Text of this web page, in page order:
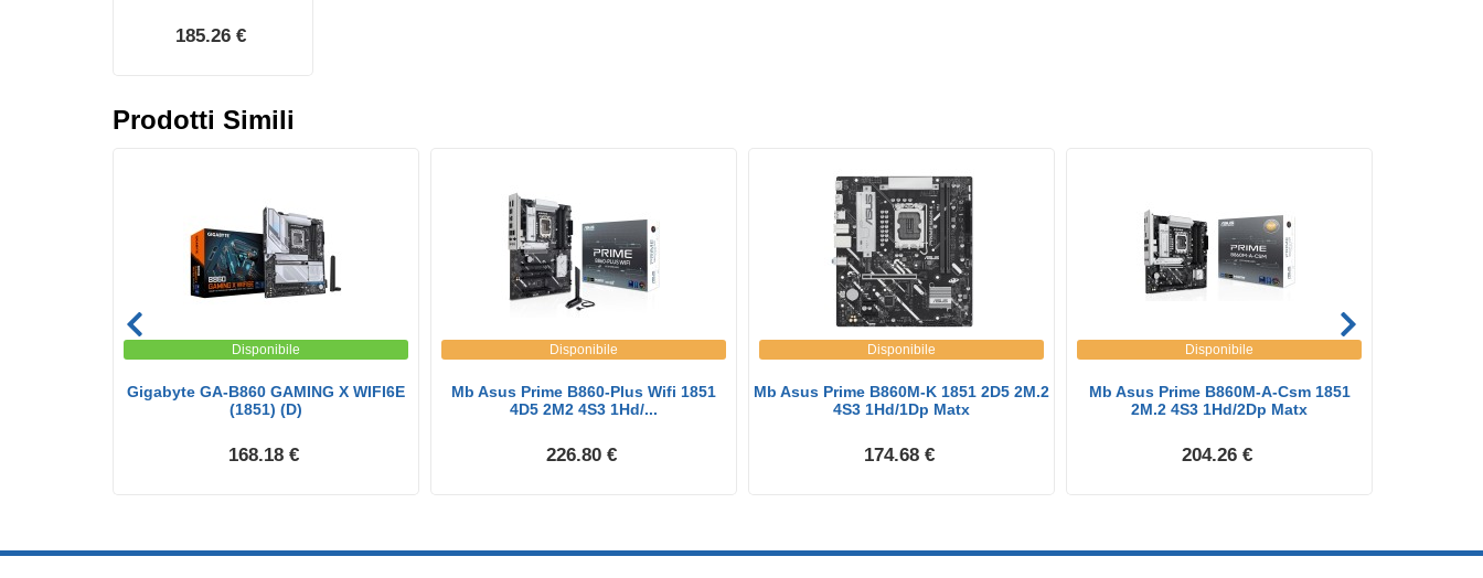
185.26 €
Prodotti Simili
Disponibile
Gigabyte GA-B860 GAMING X WIFI6E
(1851) (D)
168.18 €
Disponibile
Mb Asus Prime B860-Plus Wifi 1851
4D5 2M2 4S3 1Hd/...
226.80 €
Disponibile
Mb Asus Prime B860M-K 1851 2D5 2M.2
4S3 1Hd/1Dp Matx
174.68 €
Disponibile
Mb Asus Prime B860M-A-Csm 1851
2M.2 4S3 1Hd/2Dp Matx
204.26 €